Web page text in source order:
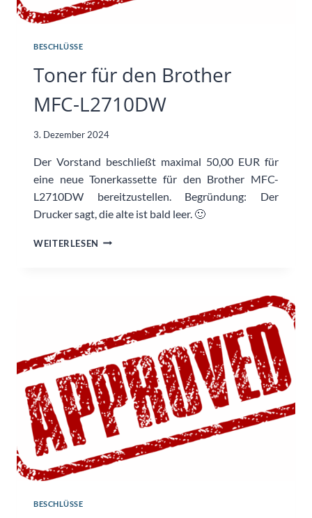
BESCHLÜSSE
Toner für den Brother
MFC-L2710DW
3. Dezember 2024
Der Vorstand beschließt maximal 50,00 EUR für
eine neue Tonerkassette für den Brother MFC-
L2710DW bereitzustellen. Begründung: Der
Drucker sagt, die alte ist bald leer. 🙂
WEITERLESEN TONER
BESCHLÜSSE